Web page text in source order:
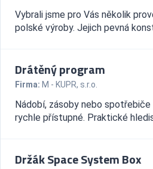
Vybrali jsme pro Vás několik
polské výroby. Jejich pevná
Drátěný program
Firma: M - KUPR, s.r.o.
Nádobí, zásoby nebo
rychle přístupné. Praktické
Držák Space System Box